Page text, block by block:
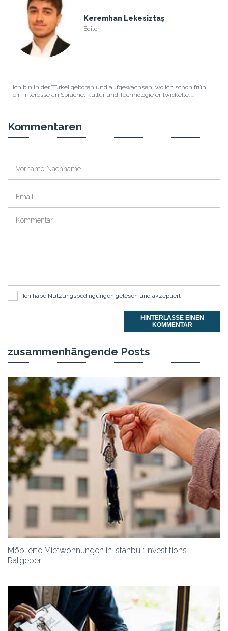
Keremhan Lekesiztaş
Editor
Ich bin in der Türkei geboren und aufgewachsen, wo ich schon früh
ein Interesse an Sprache, Kultur und Technologie entwickelte. ...
Kommentaren
Ich habe Nutzungsbedingungen gelesen und akzeptiert
HINTERLASSE EINEN
KOMMENTAR
zusammenhängende Posts
Möblierte Mietwohnungen in Istanbul: Investitions
Ratgeber